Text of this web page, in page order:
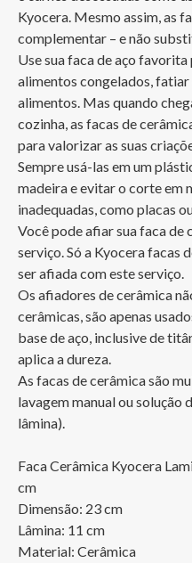
Kyocera. Mesmo assim, as
complementar – e não
Use sua faca de aço
alimentos congelados,
alimentos. Mas quando
cozinha, as facas de
para valorizar as suas
Sempre usá-las em um
madeira e evitar o corte em
inadequadas, como placas
Você pode afiar sua faca de
serviço. Só a Kyocera facas
ser afiada com este serviço.
Os afiadores de cerâmica
cerâmicas, são apenas
base de aço, inclusive de
aplica a dureza.
As facas de cerâmica são
lavagem manual ou solução
lâmina).
Faca Cerâmica Kyocera
cm
Dimensão: 23 cm
Lâmina: 11 cm
Material: Cerâmica